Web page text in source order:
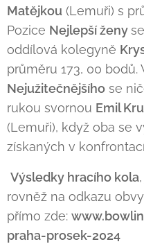
Matějkou (Lemuři) s
Pozice Nejlepší ženy
oddílová kolegyně
průměru 173, 00 bodů.
Nejužitečnějšího se
rukou svornou Emil
(Lemuři), když oba se
získaných v
Výsledky hracího kola
rovněž na odkazu
přímo zde:
praha-prosek-2024